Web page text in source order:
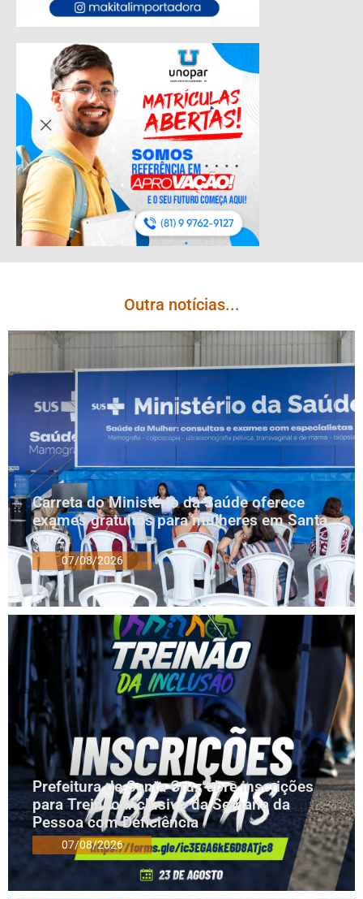
Outra notícias...
Carreta do Ministério da Saúde oferece
exames gratuitos para mulheres em Santa
Cruz
07/08/2026
Prefeitura de Santa Cruz abre inscrições
para Treinão Inclusivo da Semana da
Pessoa com Deficiência
07/08/2026